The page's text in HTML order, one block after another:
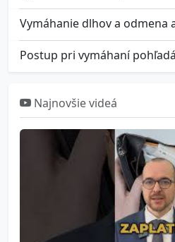
Vymáhanie dlhov a odmena
Postup pri vymáhaní
Najnovšie videá